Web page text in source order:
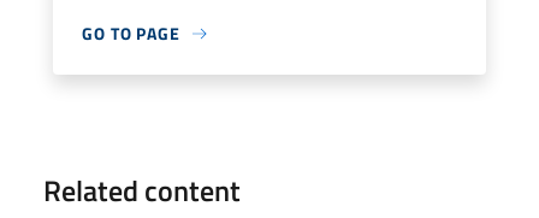
GO TO PAGE
Related content